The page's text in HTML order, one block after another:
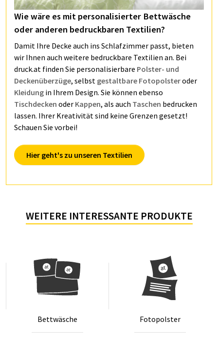
Wie wäre es mit personalisierter Bettwäsche
oder anderen bedruckbaren Textilien?
Damit Ihre Decke auch ins Schlafzimmer passt, bieten
wir Ihnen auch weitere bedruckbare Textilien an. Bei
druck.at finden Sie personalisierbare Polster- und
Deckenüberzüge, selbst gestaltbare Fotopolsteroder
Kleidung in Ihrem Design. Sie können ebenso
Tischdecken oder Kappen, als auch Taschen bedrucken
lassen. Ihrer Kreativität sind keine Grenzen gesetzt!
Schauen Sie vorbei!
Hier geht's zu unseren Textilien
WEITERE INTERESSANTE PRODUKTE
Bett­wä­sche Fo­to­pols­ter